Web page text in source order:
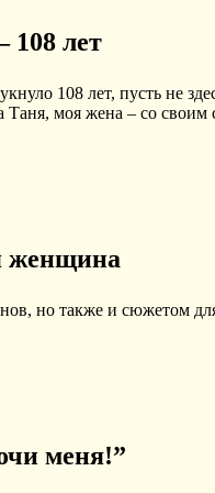
108 лет
108 лет, пусть не
Таня, моя жена – со
женщина
но также и сюжетом
меня!”